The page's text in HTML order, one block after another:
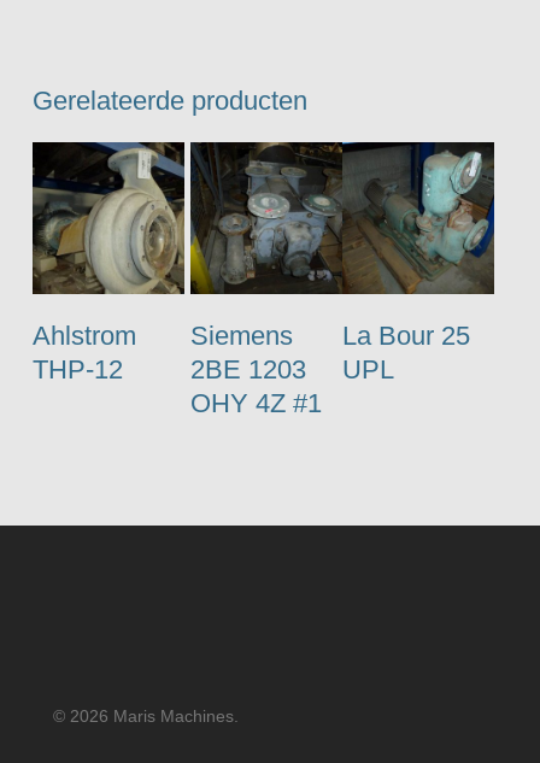
Gerelateerde producten
Ahlstrom
THP-12
Siemens
2BE 1203
OHY 4Z #1
La Bour 25
UPL
© 2026 Maris Machines.